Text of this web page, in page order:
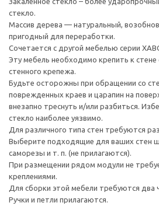
стекло.
Массив дерева — натуральный,
пригодный для переработки.
Сочетается с другой мебелью серии
Эту мебель необходимо крепить к
стенного крепежа.
Будьте осторожны при обращении со
поврежденных краев и царапин на
внезапно треснуть и/или разбиться.
стекло наиболее уязвимо.
Для различного типа стен требуются
Выберите подходящие для ваших стен
саморезы и т. п. (не прилагаются).
При размещении рядом модули не
креплениями.
Для сборки этой мебели требуются два
Ручки и петли прилагаются.